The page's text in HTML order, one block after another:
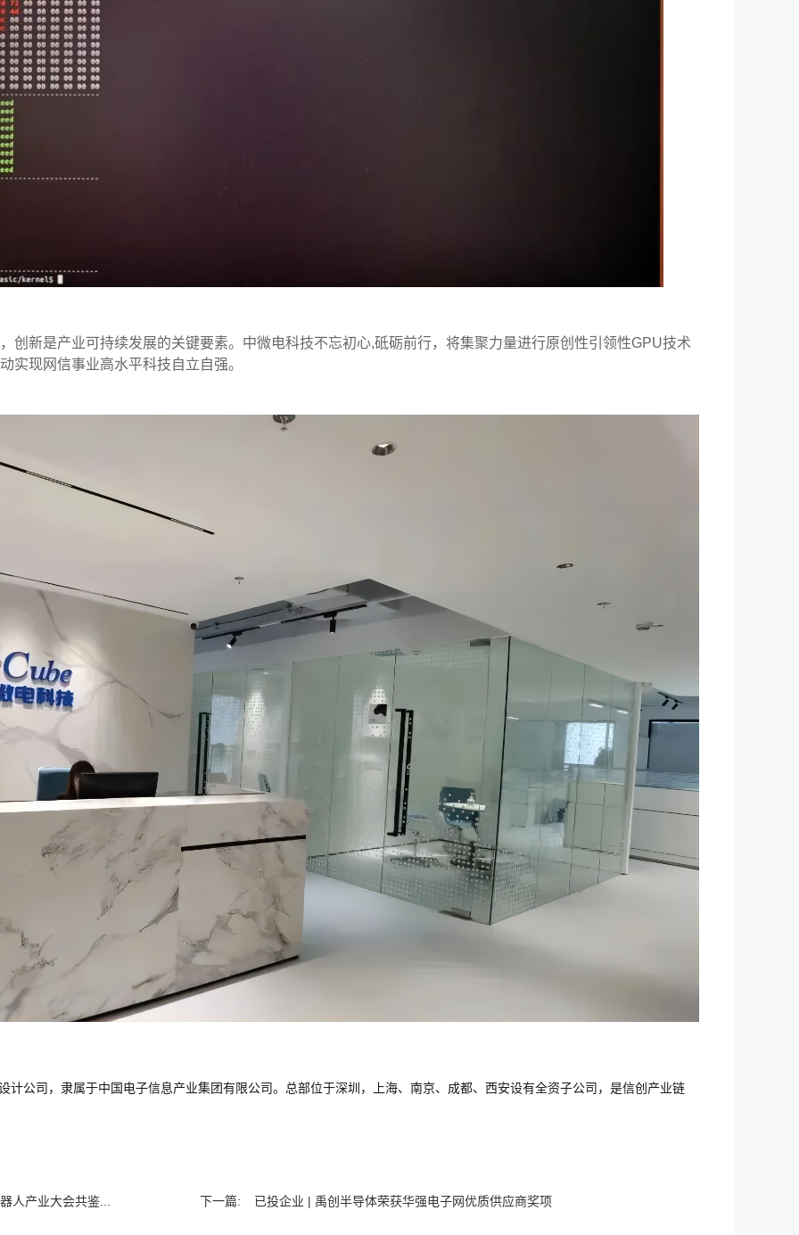
创新是产业可持续发展的关键要素。中微电科技不忘初心,砥砺前行，将集聚力量进行原创性引领性GPU技术
实现网信事业高水平科技自立自强。
计公司，隶属于中国电子信息产业集团有限公司。总部位于深圳，上海、南京、成都、西安设有全资子公司，是信创产业链
人产业大会共鉴... 下一篇: 已投企业 | 禹创半导体荣获华强电子网优质供应商奖项